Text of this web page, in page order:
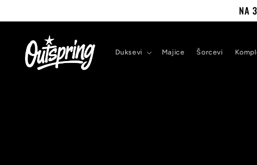
sadržaj
NA
Duksevi Majice Šorcevi